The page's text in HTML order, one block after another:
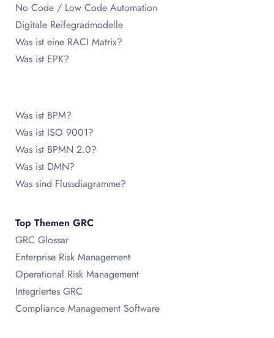
No Code / Low Code Automation
Digitale Reifegradmodelle
Was ist eine RACI Matrix?
Was ist EPK?
Was ist BPM?
Was ist ISO 9001?
Was ist BPMN 2.0?
Was ist DMN?
Was sind Flussdiagramme?
Top Themen GRC
GRC Glossar
Enterprise Risk Management
Operational Risk Management
Integriertes GRC
Compliance Management Software